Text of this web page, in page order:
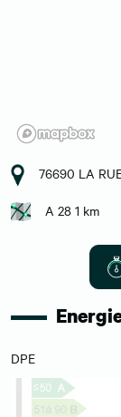
76690 LA
A 28 1 km
DPE